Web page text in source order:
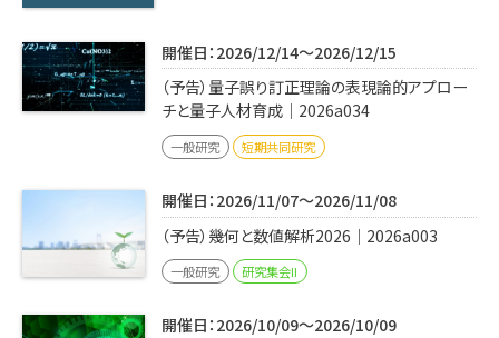
Q&A
アクセス・お問合せ
メルマガ
IMI本サイトへ
開催日：2026/12/14～2026/12/15
（予告）量子誤り訂正理論の表現論的アプロー
チと量子人材育成｜2026a034
一般研究 短期共同研究
開催日：2026/11/07～2026/11/08
（予告）幾何と数値解析2026｜2026a003
一般研究 研究集会II
開催日：2026/10/09～2026/10/09